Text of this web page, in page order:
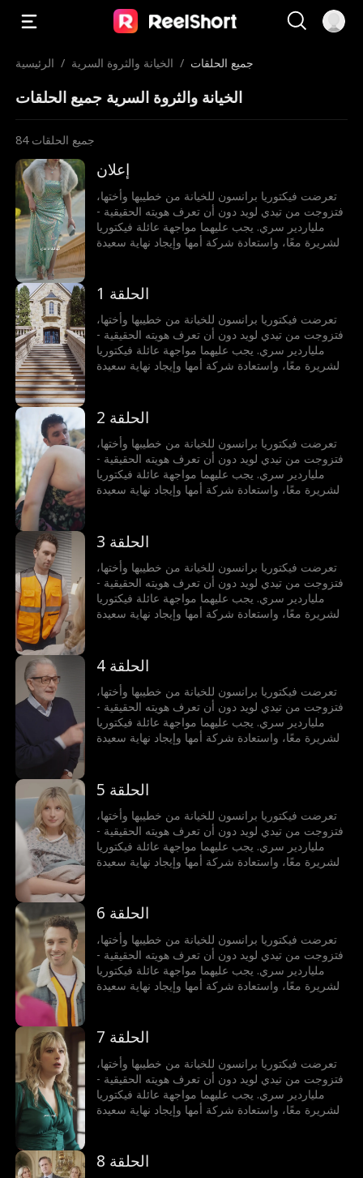
الرئيسية / الخيانة والثروة السرية / جميع الحلقات
الخيانة والثروة السرية جميع الحلقات
84 جميع الحلقات
إعلان
تعرضت فيكتوريا برانسون للخيانة من خطيبها وأختها،
فتزوجت من تيدي لويد دون أن تعرف هويته الحقيقية -
ملياردير سري. يجب عليهما مواجهة عائلة فيكتوريا
الشريرة معًا، واستعادة شركة أمها وإيجاد نهاية سعيدة
الحلقة 1
تعرضت فيكتوريا برانسون للخيانة من خطيبها وأختها،
فتزوجت من تيدي لويد دون أن تعرف هويته الحقيقية -
ملياردير سري. يجب عليهما مواجهة عائلة فيكتوريا
الشريرة معًا، واستعادة شركة أمها وإيجاد نهاية سعيدة
الحلقة 2
تعرضت فيكتوريا برانسون للخيانة من خطيبها وأختها،
فتزوجت من تيدي لويد دون أن تعرف هويته الحقيقية -
ملياردير سري. يجب عليهما مواجهة عائلة فيكتوريا
الشريرة معًا، واستعادة شركة أمها وإيجاد نهاية سعيدة
الحلقة 3
تعرضت فيكتوريا برانسون للخيانة من خطيبها وأختها،
فتزوجت من تيدي لويد دون أن تعرف هويته الحقيقية -
ملياردير سري. يجب عليهما مواجهة عائلة فيكتوريا
الشريرة معًا، واستعادة شركة أمها وإيجاد نهاية سعيدة
الحلقة 4
تعرضت فيكتوريا برانسون للخيانة من خطيبها وأختها،
فتزوجت من تيدي لويد دون أن تعرف هويته الحقيقية -
ملياردير سري. يجب عليهما مواجهة عائلة فيكتوريا
الشريرة معًا، واستعادة شركة أمها وإيجاد نهاية سعيدة
الحلقة 5
تعرضت فيكتوريا برانسون للخيانة من خطيبها وأختها،
فتزوجت من تيدي لويد دون أن تعرف هويته الحقيقية -
ملياردير سري. يجب عليهما مواجهة عائلة فيكتوريا
الشريرة معًا، واستعادة شركة أمها وإيجاد نهاية سعيدة
الحلقة 6
تعرضت فيكتوريا برانسون للخيانة من خطيبها وأختها،
فتزوجت من تيدي لويد دون أن تعرف هويته الحقيقية -
ملياردير سري. يجب عليهما مواجهة عائلة فيكتوريا
الشريرة معًا، واستعادة شركة أمها وإيجاد نهاية سعيدة
الحلقة 7
تعرضت فيكتوريا برانسون للخيانة من خطيبها وأختها،
فتزوجت من تيدي لويد دون أن تعرف هويته الحقيقية -
ملياردير سري. يجب عليهما مواجهة عائلة فيكتوريا
الشريرة معًا، واستعادة شركة أمها وإيجاد نهاية سعيدة
الحلقة 8